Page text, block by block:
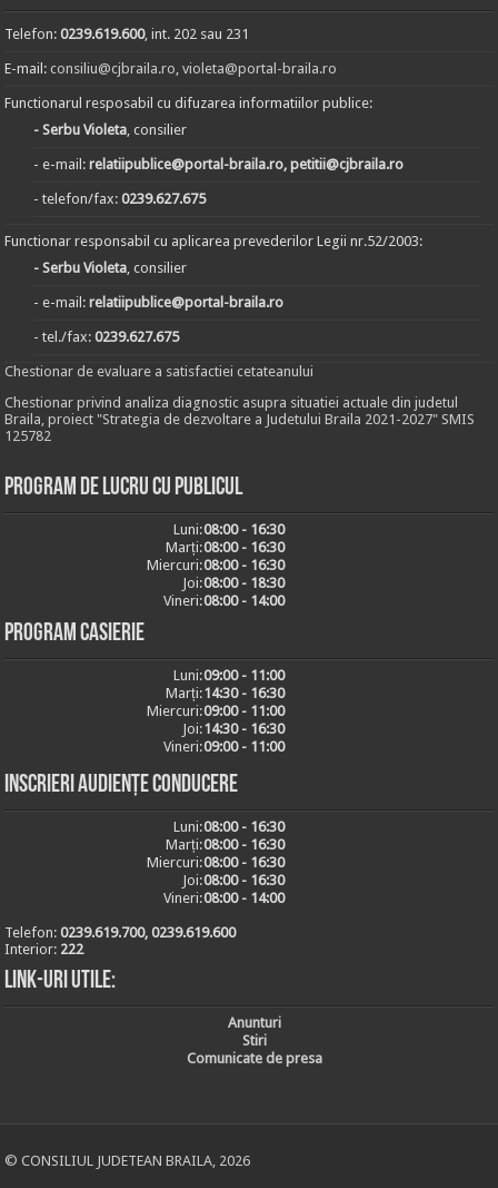
Telefon:0239.619.600, int. 202 sau 231
E-mail:consiliu@cjbraila.ro,violeta@portal-braila.ro
Functionarul resposabil cu difuzarea informatiilor publice:
- Serbu Violeta, consilier
- e-mail:relatiipublice@portal-braila.ro, petitii@cjbraila.ro
- telefon/fax:0239.627.675
Functionar responsabil cu aplicarea prevederilor Legii nr.52/2003:
- Serbu Violeta, consilier
- e-mail:relatiipublice@portal-braila.ro
- tel./fax:0239.627.675
Chestionar de evaluare a satisfactiei cetateanului
Chestionar privind analiza diagnostic asupra situatiei actuale din judetul
Braila, proiect "Strategia de dezvoltare a Judetului Braila 2021-2027" SMIS
125782
Program de lucru cu publicul
Luni:08:00 - 16:30
Marți:08:00 - 16:30
Miercuri:08:00 - 16:30
Joi:08:00 - 18:30
Vineri:08:00 - 14:00
Program casierie
Luni:09:00 - 11:00
Marți:14:30 - 16:30
Miercuri:09:00 - 11:00
Joi:14:30 - 16:30
Vineri:09:00 - 11:00
Inscrieri audiențe conducere
Luni:08:00 - 16:30
Marți:08:00 - 16:30
Miercuri:08:00 - 16:30
Joi:08:00 - 16:30
Vineri:08:00 - 14:00
Telefon:0239.619.700, 0239.619.600
Interior: 222
Link-uri utile:
Anunturi
Stiri
Comunicate de presa
© CONSILIUL JUDETEAN BRAILA, 2026